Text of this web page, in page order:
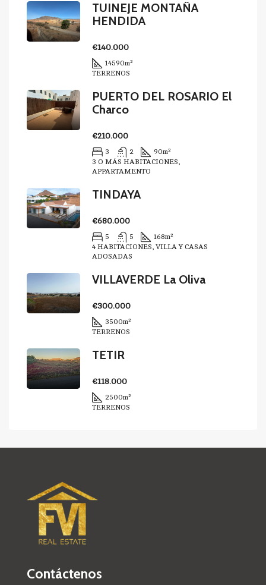
TUINEJE MONTAÑA
HENDIDA
€140.000
14590m²
TERRENOS
PUERTO DEL ROSARIO El
Charco
€210.000
3 2 90m²
3 O MÁS HABITACIONES,
APPARTAMENTO
TINDAYA
€680.000
5 5 168m²
4 HABITACIONES, VILLA Y CASAS
ADOSADAS
VILLAVERDE La Oliva
€300.000
3500m²
TERRENOS
TETIR
€118.000
2500m²
TERRENOS
Contáctenos